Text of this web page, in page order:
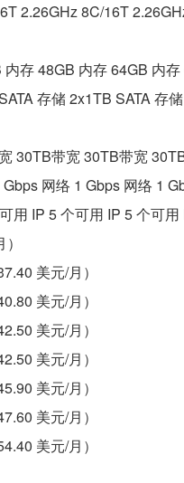
2.26GHz 8C/16T
存 48GB 内存 64GB 内
存储 2x1TB SATA
30TB带宽 30TB带宽
网络 1 Gbps 网络 1
用 IP 5 个可用 IP 5 个可
美元/月）
美元/月）
美元/月）
美元/月）
美元/月）
美元/月）
美元/月）